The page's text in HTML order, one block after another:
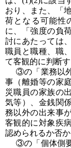
おり、また、「
荷となる可能性
に、「強度の負
討にあたっては
職員と職種、職
て客観的に判断
③の「業務以外
事（離婚等の家
災職員の家族の
気等）、金銭関
務以外の出来事
客観的に対象疾
認められるか否
③の「個体側要